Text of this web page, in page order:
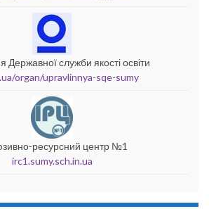
Державної служби якості освіти
organ/upravlinnya-sqe-sumy
ресурсний центр №1
irc1.sumy.sch.in.ua